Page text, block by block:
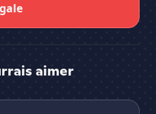
aimer